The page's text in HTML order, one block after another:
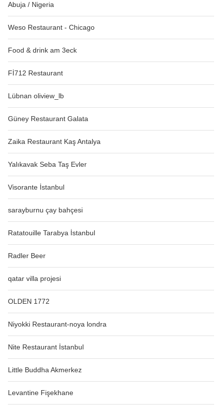
Abuja / Nigeria
Weso Restaurant - Chicago
Food & drink am 3eck
Fİ712 Restaurant
Lübnan oliview_lb
Güney Restaurant Galata
Zaika Restaurant Kaş Antalya
Yalıkavak Seba Taş Evler
Visorante İstanbul
sarayburnu çay bahçesi
Ratatouille Tarabya İstanbul
Radler Beer
qatar villa projesi
OLDEN 1772
Niyokki Restaurant-noya londra
Nite Restaurant İstanbul
Little Buddha Akmerkez
Levantine Fişekhane